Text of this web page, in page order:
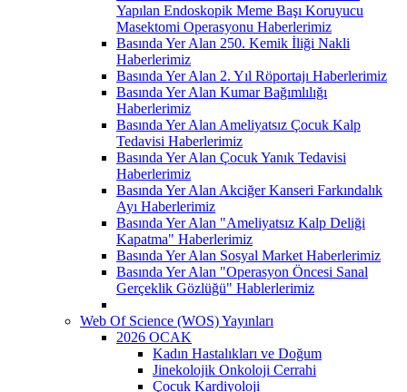
Yapılan Endoskopik Meme Başı Koruyucu
Masektomi Operasyonu Haberlerimiz
Basında Yer Alan 250. Kemik İliği Nakli
Haberlerimiz
Basında Yer Alan 2. Yıl Röportajı Haberlerimiz
Basında Yer Alan Kumar Bağımlılığı
Haberlerimiz
Basında Yer Alan Ameliyatsız Çocuk Kalp
Tedavisi Haberlerimiz
Basında Yer Alan Çocuk Yanık Tedavisi
Haberlerimiz
Basında Yer Alan Akciğer Kanseri Farkındalık
Ayı Haberlerimiz
Basında Yer Alan "Ameliyatsız Kalp Deliği
Kapatma" Haberlerimiz
Basında Yer Alan Sosyal Market Haberlerimiz
Basında Yer Alan "Operasyon Öncesi Sanal
Gerçeklik Gözlüğü" Hablerlerimiz
Web Of Science (WOS) Yayınları
2026 OCAK
Kadın Hastalıkları ve Doğum
Jinekolojik Onkoloji Cerrahi
Çocuk Kardiyoloji